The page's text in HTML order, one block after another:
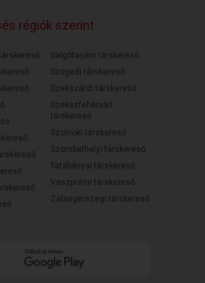
régiók szerint
Salgótarjáni társkereső
Szegedi társkereső
Szekszárdi társkereső
Székesfehérvári
társkereső
Szolnoki társkereső
Szombathelyi társkereső
Tatabányai társkereső
Veszprémi társkereső
Zalaegerszegi társkereső